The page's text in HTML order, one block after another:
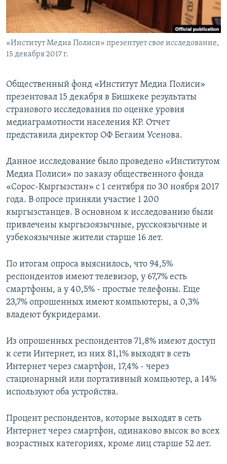
«Институт Медиа Полиси» презентует свое исследование,
15 декабря 2017 г.
Общественный фонд «Институт Медиа Полиси»
презентовал 15 декабря в Бишкеке результаты
странового исследования по оценке уровня
медиаграмотности населения КР. Отчет
представила директор ОФ Бегаим Усенова.
Данное исследование было проведено «Институтом
Медиа Полиси» по заказу общественного фонда
«Сорос-Кыргызстан» с 1 сентября по 30 ноября 2017
года. В опросе приняли участие 1 200
кыргызстанцев. В основном к исследованию были
привлечены кыргызоязычные, русскоязычные и
узбекоязычные жители старше 16 лет.
По итогам опроса выяснилось, что 94,5%
респондентов имеют телевизор, у 67,7% есть
смартфоны, а у 40,5% - простые телефоны. Еще
23,7% опрошенных имеют компьютеры, а 0,3%
владеют букридерами.
Из опрошенных респондентов 71,8% имеют доступ
к сети Интернет, из них 81,1% выходят в сеть
Интернет через смартфон, 17,4% - через
стационарный или портативный компьютер, а 14%
используют оба устройства.
Процент респондентов, которые выходят в сеть
Интернет через смартфон, одинаково высок во всех
возрастных категориях, кроме лиц старше 52 лет.